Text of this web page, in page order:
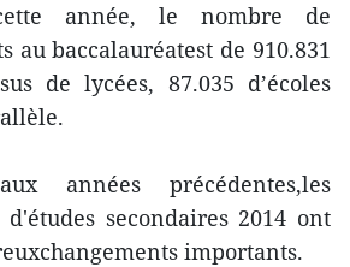
année, le nombre de
au baccalauréatest de 910.831
de lycées, 87.035 d’écoles
années précédentes,les
secondaires 2014 ont
importants.